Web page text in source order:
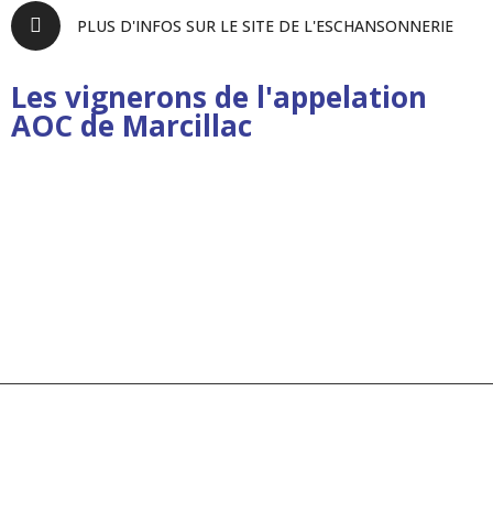
PLUS D'INFOS SUR LE SITE DE L'ESCHANSONNERIE
Les vignerons de l'appelation
AOC de Marcillac